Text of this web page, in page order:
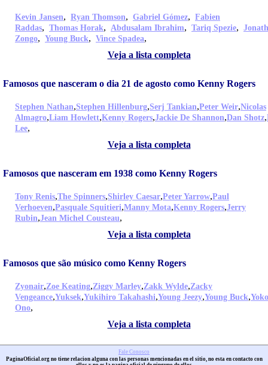
Kevin Jansen, Ryan Thomson, Gabriel Gómez, Fabien
Raddas, Thomas Horak, Abdusalam Ibrahim, Tariq Spezie,
Zongo, Young Buck, Vince Spadea,
Veja a lista completa
Famosos que nasceram o dia 21 de agosto como Kenny Rogers
Stephen Nathan,Stephen Hillenburg,Serj Tankian,Peter Weir,Nicolas
Almagro,Liam Howlett,Kenny Rogers,Jackie De Shannon,Dan Shotz,
Lee,
Veja a lista completa
Famosos que nasceram em 1938 como Kenny Rogers
Tony Renis,The Spinners,Shirley Caesar,Peter Yarrow,Paul
Verhoeven,Pasquale Squitieri,Manny Mota,Kenny Rogers,Jerry
Rubin,Jean Michel Cousteau,
Veja a lista completa
Famosos que são músico como Kenny Rogers
Zyonair,Zoe Keating,Ziggy Marley,Zakk Wylde,Zacky
Vengeance,Yuksek,Yukihiro Takahashi,Young Jeezy,Young Buck,Yoko
Ono,
Veja a lista completa
Fale Conosco
PaginaOficial.org no tiene relacion alguna con las personas mencionadas en el sitio, no esta en contacto con